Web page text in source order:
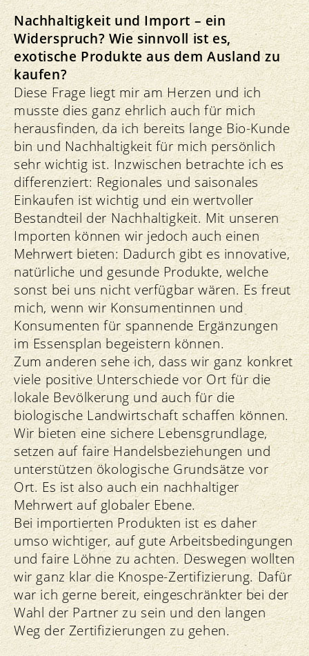
Nachhaltigkeit und Import – ein
Widerspruch? Wie sinnvoll ist es,
exotische Produkte aus dem Ausland zu
kaufen?
Diese Frage liegt mir am Herzen und ich
musste dies ganz ehrlich auch für mich
herausfinden, da ich bereits lange Bio-Kunde
bin und Nachhaltigkeit für mich persönlich
sehr wichtig ist. Inzwischen betrachte ich es
differenziert: Regionales und saisonales
Einkaufen ist wichtig und ein wertvoller
Bestandteil der Nachhaltigkeit. Mit unseren
Importen können wir jedoch auch einen
Mehrwert bieten: Dadurch gibt es innovative,
natürliche und gesunde Produkte, welche
sonst bei uns nicht verfügbar wären. Es freut
mich, wenn wir Konsumentinnen und
Konsumenten für spannende Ergänzungen
im Essensplan begeistern können.
Zum anderen sehe ich, dass wir ganz konkret
viele positive Unterschiede vor Ort für die
lokale Bevölkerung und auch für die
biologische Landwirtschaft schaffen können.
Wir bieten eine sichere Lebensgrundlage,
setzen auf faire Handelsbeziehungen und
unterstützen ökologische Grundsätze vor
Ort. Es ist also auch ein nachhaltiger
Mehrwert auf globaler Ebene.
Bei importierten Produkten ist es daher
umso wichtiger, auf gute Arbeitsbedingungen
und faire Löhne zu achten. Deswegen wollten
wir ganz klar die Knospe-Zertifizierung. Dafür
war ich gerne bereit, eingeschränkter bei der
Wahl der Partner zu sein und den langen
Weg der Zertifizierungen zu gehen.